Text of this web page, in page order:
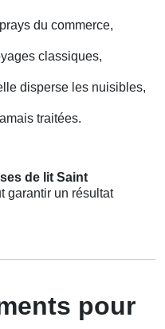
du commerce,
classiques,
disperse les nuisibles,
traitées.
de lit Saint
garantir un résultat
pour